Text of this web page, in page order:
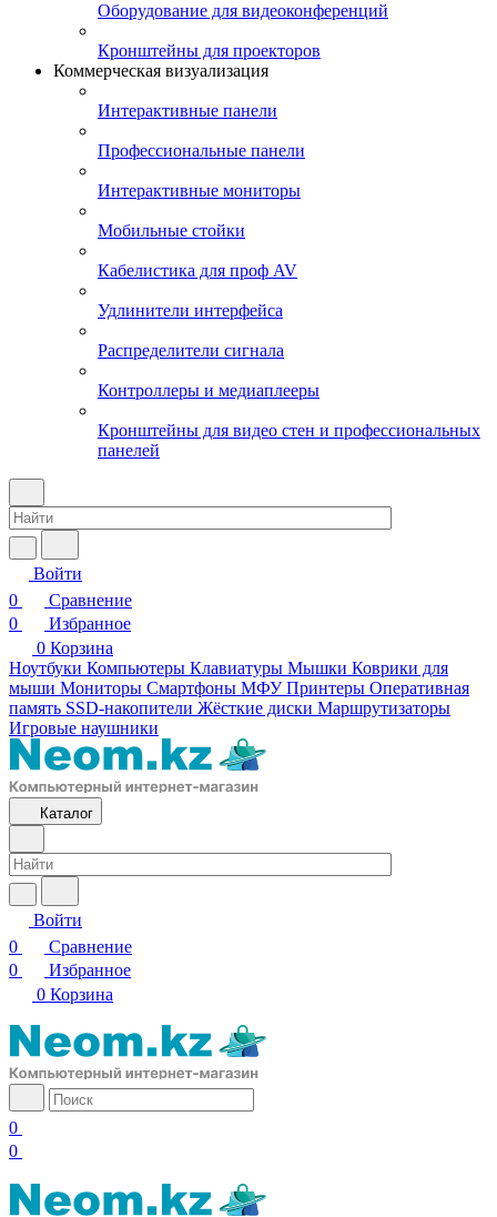
Оборудование для видеоконференций
Кронштейны для проекторов
Коммерческая визуализация
Интерактивные панели
Профессиональные панели
Интерактивные мониторы
Мобильные стойки
Кабелистика для проф AV
Удлинители интерфейса
Распределители сигнала
Контроллеры и медиаплееры
Кронштейны для видео стен и профессиональных
панелей
Войти
0
Сравнение
0
Избранное
0 Корзина
Ноутбуки Компьютеры Клавиатуры Мышки Коврики для
мыши Мониторы Смартфоны МФУ Принтеры Оперативная
память SSD-накопители Жёсткие диски Маршрутизаторы
Игровые наушники
Каталог
Войти
0
Сравнение
0
Избранное
0 Корзина
0
0